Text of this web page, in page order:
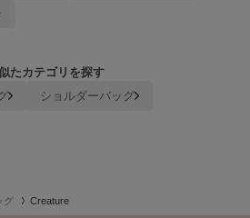
たカテゴリを探す
ショルダーバッグ
グ Creature